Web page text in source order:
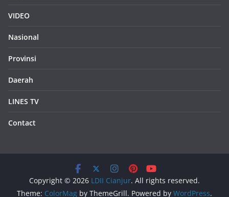
VIDEO
Nasional
Provinsi
Daerah
LINES TV
Contact
Copyright © 2026 LDII Cianjur. All rights reserved.
Theme: ColorMag by ThemeGrill. Powered by WordPress.